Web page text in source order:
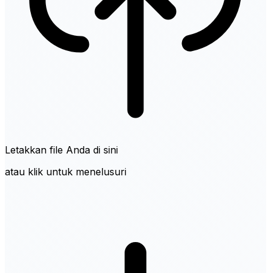
Letakkan file Anda di sini
atau klik untuk menelusuri